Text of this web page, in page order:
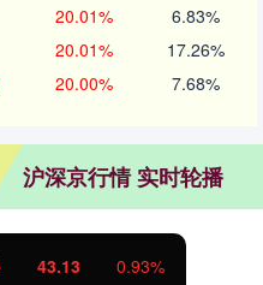
20.01% 6.83%
20.01% 17.26%
20.00% 7.68%
沪深京行情 实时轮播
11.37